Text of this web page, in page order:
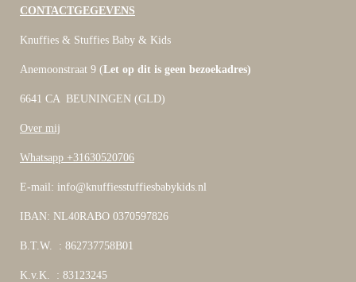
CONTACTGEGEVENS
Knuffies & Stuffies Baby & Kids
Anemoonstraat 9 (Let op dit is geen bezoekadres)
6641 CA BEUNINGEN (GLD)
Over mij
Whatsapp +31630520706
E-mail: info@knuffiesstuffiesbabykids.nl
IBAN: NL40RABO 0370597826
B.T.W. : 862737758B01
K.v.K. : 83123245